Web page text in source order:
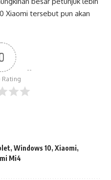
Xiaomi tersebut pun akan
Rating
, Windows 10, Xiaomi,
Mi4